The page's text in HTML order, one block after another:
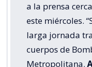
a la prensa
este miércoles.
larga jornada
cuerpos de
Metropolitana.